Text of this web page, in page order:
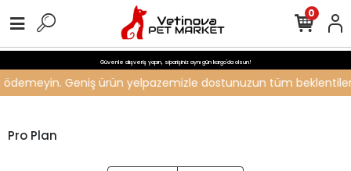
Güvenle alışveriş yapın, siparişiniz aynı gün kargo'da olsun!
Geniş ürün yelpazemizle dostunuzun tüm
0
Pro Plan